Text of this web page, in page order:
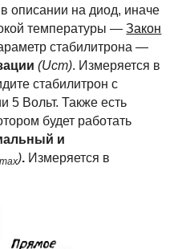
описании на диод, иначе
температуры —Закон
стабилитрона —
(Uст). Измеряется в
стабилитрон с
5 Вольт. Также есть
будет работать
и
max). Измеряется в